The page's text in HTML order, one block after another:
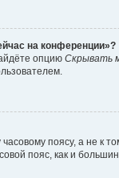
на конференции»?
опцию Скрывать
поясу, а не к
пояс, как и